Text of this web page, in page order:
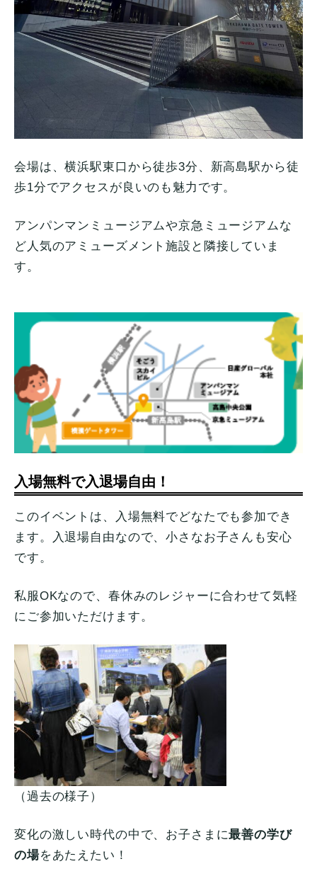
会場は、横浜駅東口から徒歩3分、新高島駅から徒
歩1分でアクセスが良いのも魅力です。
アンパンマンミュージアムや京急ミュージアムな
ど人気のアミューズメント施設と隣接していま
す。
入場無料で入退場自由！
このイベントは、入場無料でどなたでも参加でき
ます。入退場自由なので、小さなお子さんも安心
です。
私服OKなので、春休みのレジャーに合わせて気軽
にご参加いただけます。
（過去の様子）
変化の激しい時代の中で、お子さまに最善の学び
の場をあたえたい！